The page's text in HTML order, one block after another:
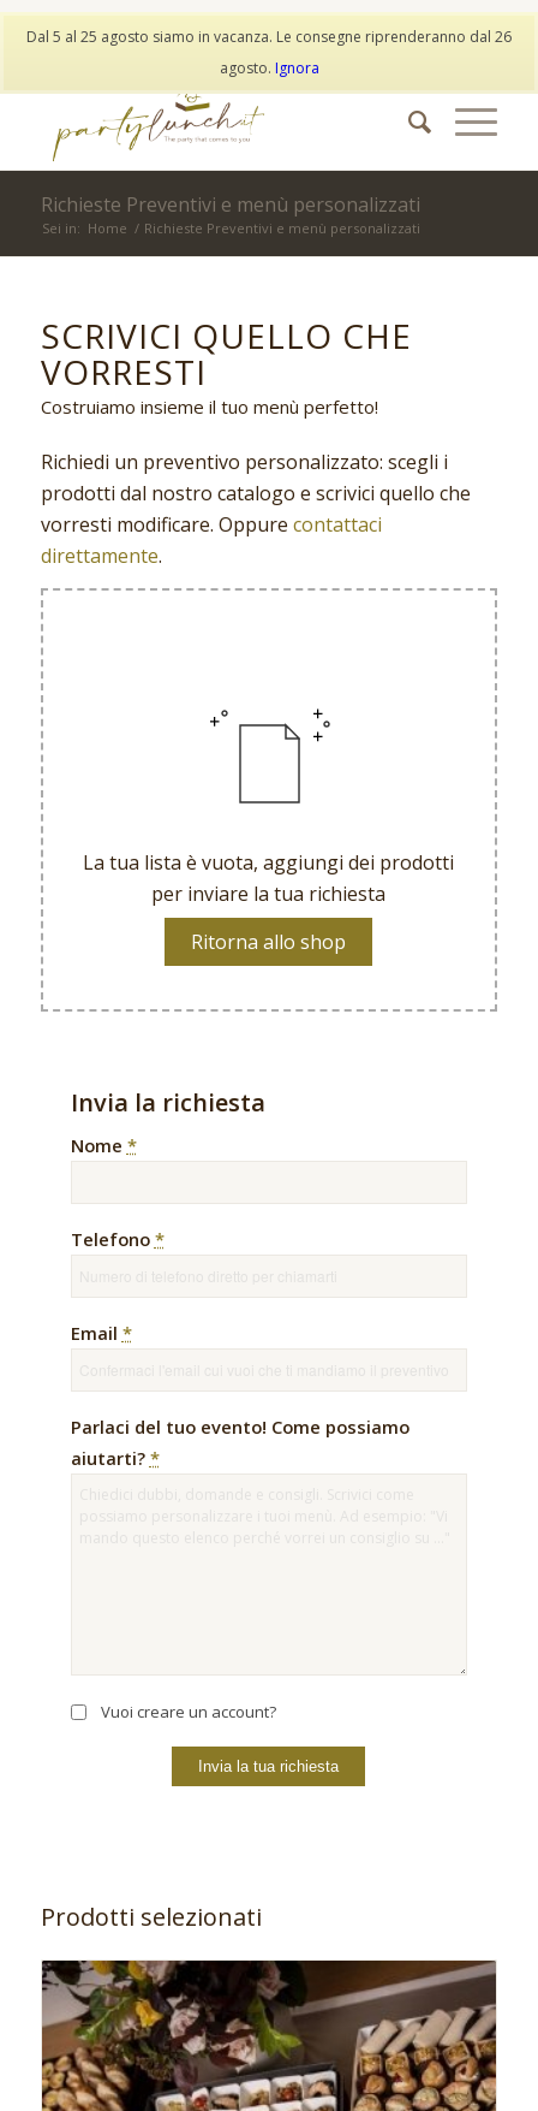
My Account
Wishlist
Richieste Preventivi e menù personalizzati
Sei in: Home / Richieste Preventivi e menù personalizzati
SCRIVICI QUELLO CHE
VORRESTI
Costruiamo insieme il tuo menù perfetto!
Richiedi un preventivo personalizzato: scegli i
prodotti dal nostro catalogo e scrivici quello che
vorresti modificare. Oppure contattaci
direttamente.
La tua lista è vuota, aggiungi dei prodotti
per inviare la tua richiesta
Ritorna allo shop
Invia la richiesta
Nome *
Telefono *
Email *
Parlaci del tuo evento! Come possiamo
aiutarti? *
Vuoi creare un account?
Prodotti selezionati
Dal 5 al 25 agosto siamo in vacanza. Le consegne riprenderanno dal 26
agosto. Ignora